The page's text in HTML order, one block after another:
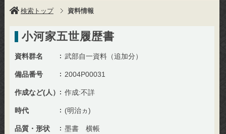
検索トップ 資料情報
小河家五世履歴書
資料群名 武部自一資料（追加分）
備品番号 2004P00031
作成など(人） 作成:不詳
時代 (明治ヵ)
品質・形状 墨書 横帳